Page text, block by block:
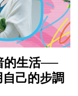
的生活──
己的步調